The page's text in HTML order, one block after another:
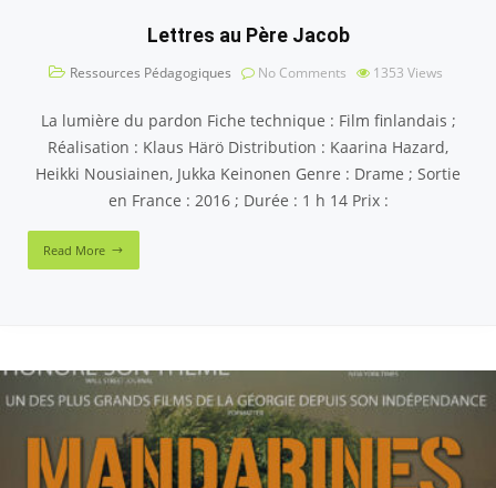
Lettres au Père Jacob
Ressources Pédagogiques No Comments 1353 Views
La lumière du pardon Fiche technique : Film finlandais ;
Réalisation : Klaus Härö Distribution : Kaarina Hazard,
Heikki Nousiainen, Jukka Keinonen Genre : Drame ; Sortie
en France : 2016 ; Durée : 1 h 14 Prix :
Read More